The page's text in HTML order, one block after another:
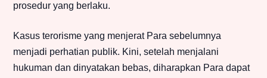
prosedur yang berlaku.
Kasus terorisme yang menjerat Para sebelumnya
menjadi perhatian publik. Kini, setelah menjalani
hukuman dan dinyatakan bebas, diharapkan Para dapat